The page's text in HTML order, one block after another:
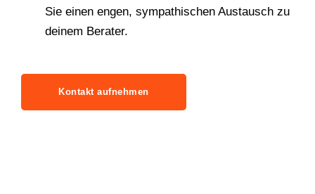
Sie einen engen, sympathischen Austausch zu
deinem Berater.
Kontakt aufnehmen